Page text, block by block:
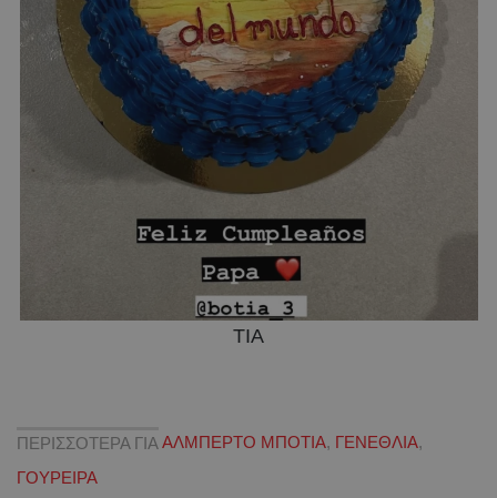
TIA
ΠΕΡΙΣΣΟΤΕΡΑ ΓΙΑ ΑΛΜΠΕΡΤΟ ΜΠΟΤΙΑ, ΓΕΝΕΘΛΙΑ,
ΓΟΥΡΕΙΡΑ